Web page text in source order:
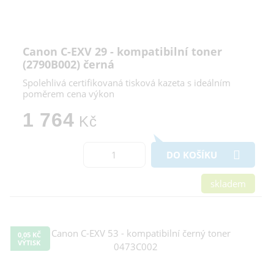
Canon C-EXV 29 - kompatibilní toner
(2790B002) černá
Spolehlivá certifikovaná tisková kazeta s ideálním
poměrem cena výkon
1 764 Kč
DO KOŠÍKU
skladem
0,05 KČ
VÝTISK